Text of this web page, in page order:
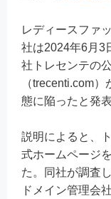
レディースファ
社は2024年6月3
社トレセンテの
（trecenti.com
態に陥ったと発
説明によると、
式ホームページ
た。同社が調査
ドメイン管理会